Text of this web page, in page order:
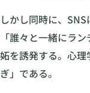
しかし同時に、
「誰々と一緒にラ
妬を誘発する。心
ぎ」である。